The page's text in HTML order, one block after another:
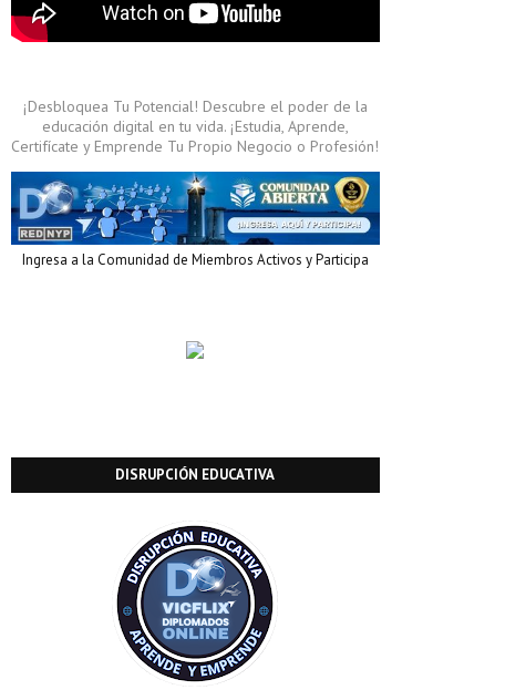
¡Desbloquea Tu Potencial! Descubre el poder de la
educación digital en tu vida. ¡Estudia, Aprende,
Certifícate y Emprende Tu Propio Negocio o Profesión!
Ingresa a la Comunidad de Miembros Activos y Participa
DISRUPCIÓN EDUCATIVA